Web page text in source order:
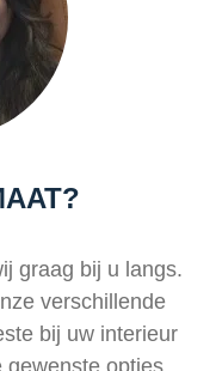
graag bij u langs.
verschillende
bij uw interieur